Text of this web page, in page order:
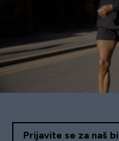
Prijavite se za naš